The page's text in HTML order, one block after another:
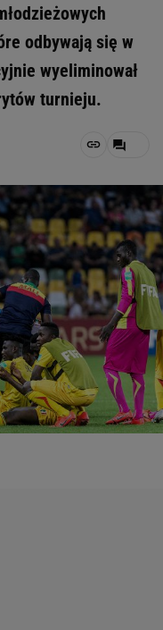
odbywają się w
wyeliminował
turnieju.